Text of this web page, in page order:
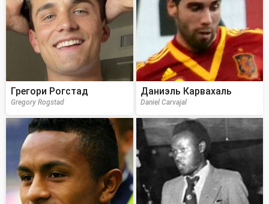
Грегори Рогстад
Gregory Rogstad
Даниэль Карвахаль
Daniel Carvajal